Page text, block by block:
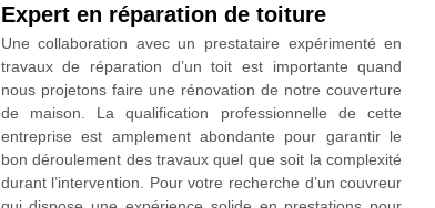
Expert en réparation de toiture
Une collaboration avec un prestataire expérimenté en
travaux de réparation d’un toit est importante quand
nous projetons faire une rénovation de notre couverture
de maison. La qualification professionnelle de cette
entreprise est amplement abondante pour garantir le
bon déroulement des travaux quel que soit la complexité
durant l’intervention. Pour votre recherche d’un couvreur